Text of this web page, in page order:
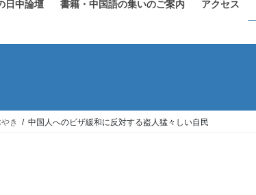
日中論壇 書籍・中国語の集いのご案内 アクセス
き 中国人へのビザ緩和に反対する盗人猛々しい自民